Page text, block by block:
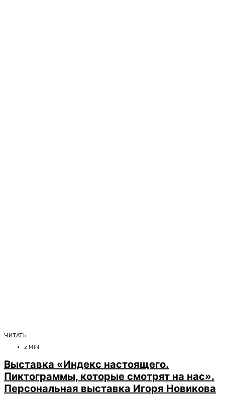
ЧИТАТЬ
2 MIN
Выставка «Индекс настоящего.
Пиктограммы, которые смотрят на нас».
Персональная выставка Игоря Новикова